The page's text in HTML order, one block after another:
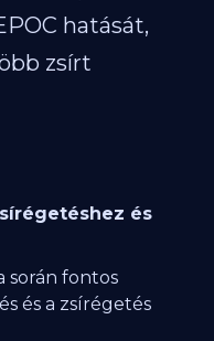
hatását,
zsírt
és
során fontos
és a zsírégetés